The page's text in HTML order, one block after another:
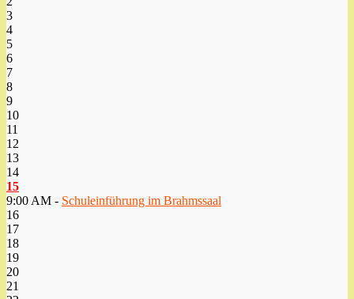
3
4
5
6
7
8
9
10
11
12
13
14
15
9:00 AM - Schuleinführung im Brahmssaal
16
17
18
19
20
21